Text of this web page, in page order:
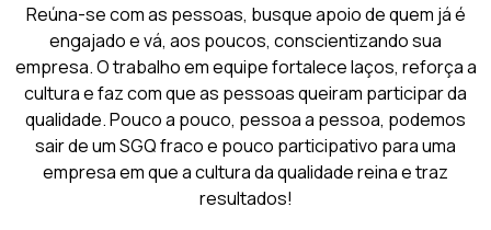
Reúna-se com as pessoas, busque apoio de quem já é
engajado e vá, aos poucos, conscientizando sua
empresa. O trabalho em equipe fortalece laços, reforça a
cultura e faz com que as pessoas queiram participar da
qualidade. Pouco a pouco, pessoa a pessoa, podemos
sair de um SGQ fraco e pouco participativo para uma
empresa em que a cultura da qualidade reina e traz
resultados!